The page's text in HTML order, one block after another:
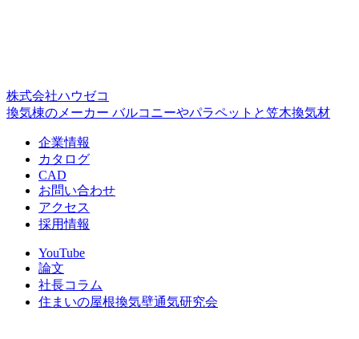
株式会社ハウゼコ
換気棟のメーカー バルコニーやパラペットと笠木換気材
企業情報
カタログ
CAD
お問い合わせ
アクセス
採用情報
YouTube
論文
社長コラム
住まいの屋根換気壁通気研究会